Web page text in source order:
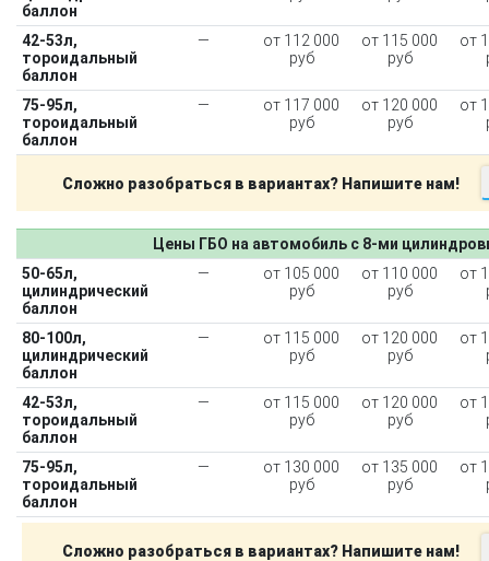
баллон
42-53л,
тороидальный
баллон
—
от 112 000
руб
от 115 000
руб
от
75-95л,
тороидальный
баллон
—
от 117 000
руб
от 120 000
руб
от
Сложно разобраться в вариантах? Напишите нам!
Цены ГБО на автомобиль с 8-ми
50-65л,
цилиндрический
баллон
—
от 105 000
руб
от 110 000
руб
от
80-100л,
цилиндрический
баллон
—
от 115 000
руб
от 120 000
руб
от
42-53л,
тороидальный
баллон
—
от 115 000
руб
от 120 000
руб
от
75-95л,
тороидальный
баллон
—
от 130 000
руб
от 135 000
руб
от
Сложно разобраться в вариантах? Напишите нам!